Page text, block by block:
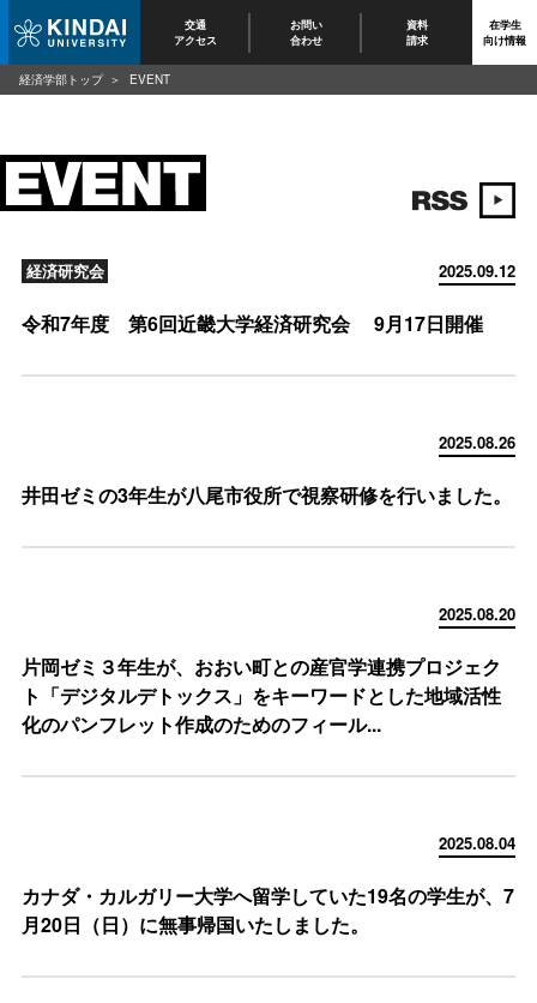
交通
アクセス
お問い
合わせ
資料
請求
在学生
向け情報
2025.09.12
経済研究会
令和7年度 第6回近畿大学経済研究会 9月17日開催
2025.08.26
井田ゼミの3年生が八尾市役所で視察研修を行いました。
2025.08.20
片岡ゼミ３年生が、おおい町との産官学連携プロジェク
ト「デジタルデトックス」をキーワードとした地域活性
化のパンフレット作成のためのフィール...
2025.08.04
カナダ・カルガリー大学へ留学していた19名の学生が、7
月20日（日）に無事帰国いたしました。
経済学部トップ EVENT